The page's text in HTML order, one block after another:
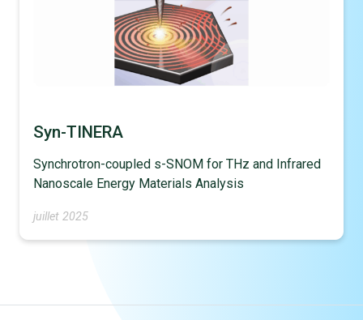
Syn-TINERA
Synchrotron-coupled s-SNOM for THz and Infrared
Nanoscale Energy Materials Analysis
juillet 2025